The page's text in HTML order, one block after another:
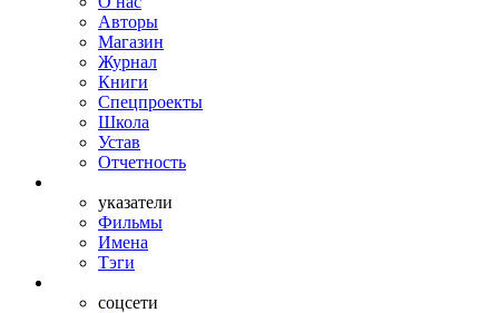
Авторы
Магазин
Журнал
Книги
Спецпроекты
Школа
Устав
Отчетность
указатели
Фильмы
Имена
Тэги
соцсети